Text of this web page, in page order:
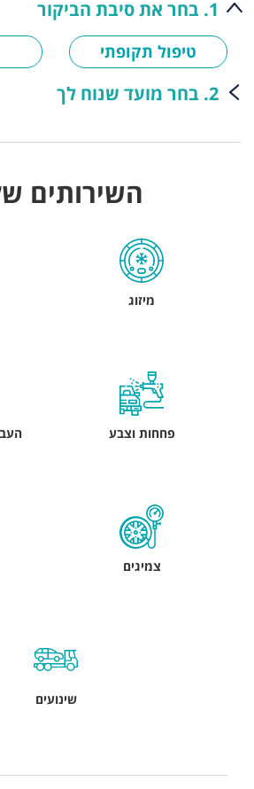
1. בחר את סיבת הביקור
טיפול תקופתי
2. בחר מועד שנוח לך
השירותים
מיזוג
פחחות וצבע
צמיגים
שינועים